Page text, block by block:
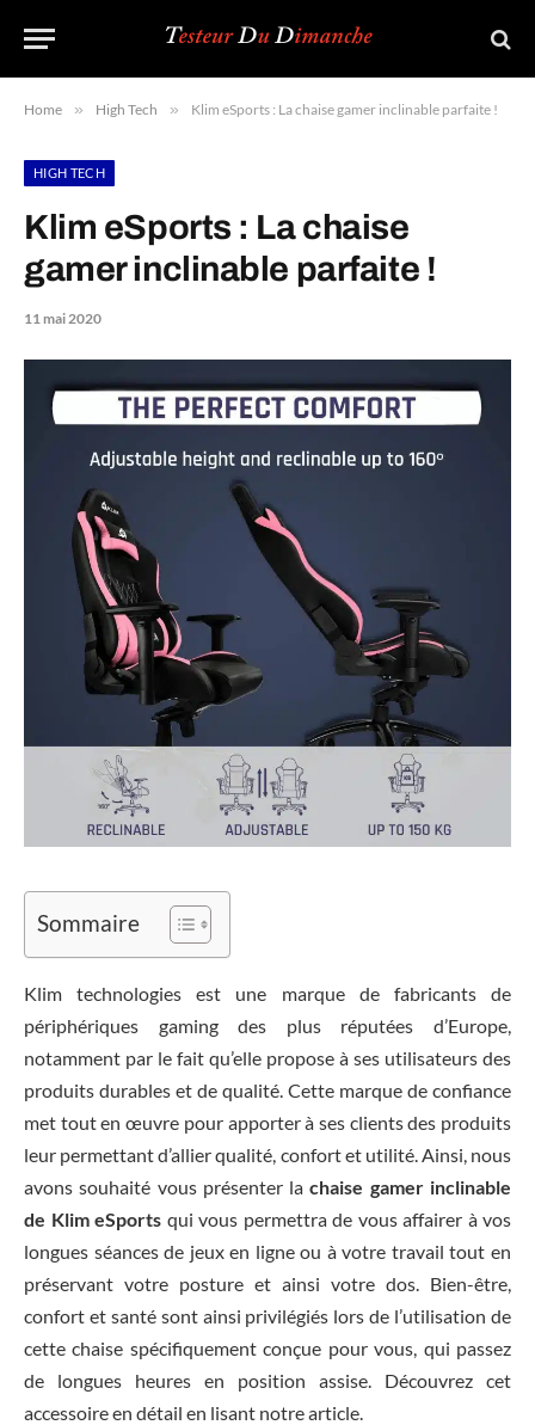
Home » High Tech » Klim eSports : La chaise gamer inclinable parfaite !
HIGH TECH
Klim eSports : La chaise
gamer inclinable parfaite !
11 mai 2020
Sommaire
Klim technologies est une marque de fabricants de
périphériques gaming des plus réputées d’Europe,
notamment par le fait qu’elle propose à ses utilisateurs des
produits durables et de qualité. Cette marque de confiance
met tout en œuvre pour apporter à ses clients des produits
leur permettant d’allier qualité, confort et utilité. Ainsi, nous
avons souhaité vous présenter lachaise gamer inclinable
de Klim eSports qui vous permettra de vous affairer à vos
longues séances de jeux en ligne ou à votre travail tout en
préservant votre posture et ainsi votre dos. Bien-être,
confort et santé sont ainsi privilégiés lors de l’utilisation de
cette chaise spécifiquement conçue pour vous, qui passez
de longues heures en position assise. Découvrez cet
accessoire en détail en lisant notre article.